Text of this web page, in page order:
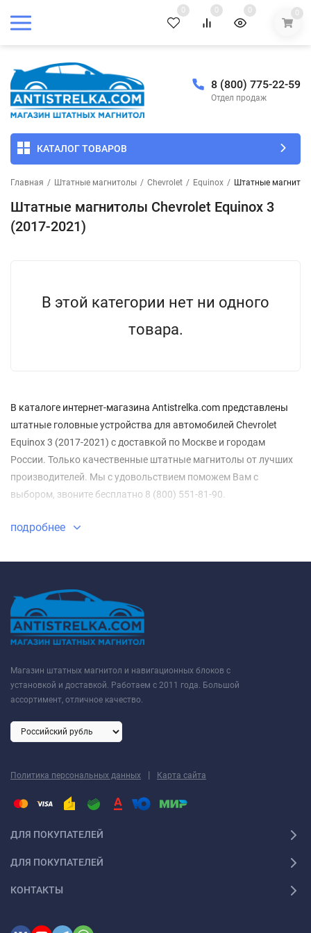
0 0 0 0
8 (800) 775-22-59
Отдел продаж
КАТАЛОГ ТОВАРОВ
Главная / Штатные магнитолы / Chevrolet / Equinox / Штатные
Штатные магнитолы Chevrolet Equinox 3
(2017-2021)
В этой категории нет ни одного
товара.
В каталоге интернет-магазина Antistrelka.com представлены
штатные головные устройства для автомобилей Chevrolet
Equinox 3 (2017-2021) с доставкой по Москве и городам
России. Только качественные штатные магнитолы от лучших
производителей. Мы с удовольствием поможем Вам с
выбором, звоните бесплатно 8 (800) 551-81-90.
подробнее
Магазин штатных магнитол и навигационных блоков с
установкой и доставкой. Работаем с 2011 года. Большой
ассортимент, отличное качество.
Политика персональных данных | Карта сайта
ДЛЯ ПОКУПАТЕЛЕЙ
ДЛЯ ПОКУПАТЕЛЕЙ
КОНТАКТЫ